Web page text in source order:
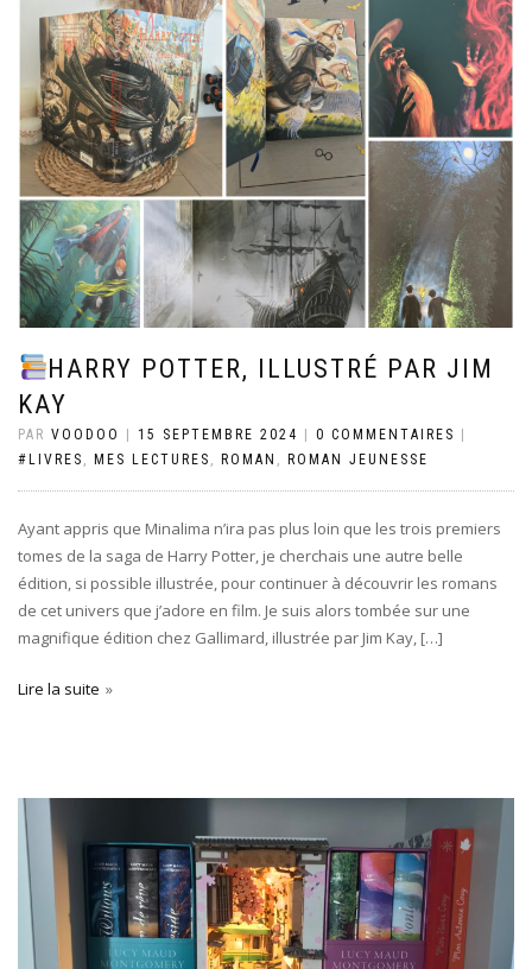
HARRY POTTER, ILLUSTRÉ PAR JIM
KAY
PAR VOODOO | 15 SEPTEMBRE 2024 | 0 COMMENTAIRES |
#LIVRES
MES LECTURES ROMAN ROMAN JEUNESSE
Ayant appris que Minalima n’ira pas plus loin que les trois premiers
tomes de la saga de Harry Potter, je cherchais une autre belle
édition, si possible illustrée, pour continuer à découvrir les romans
de cet univers que j’adore en film. Je suis alors tombée sur une
magnifique édition chez Gallimard, illustrée par Jim Kay, […]
Lire la suite